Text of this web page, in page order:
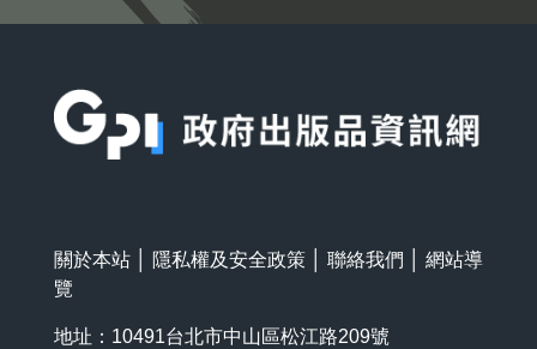
關於本站 隱私權及安全政策 聯絡我們
網站導
覽
地址：10491台北市中山區松江路209號